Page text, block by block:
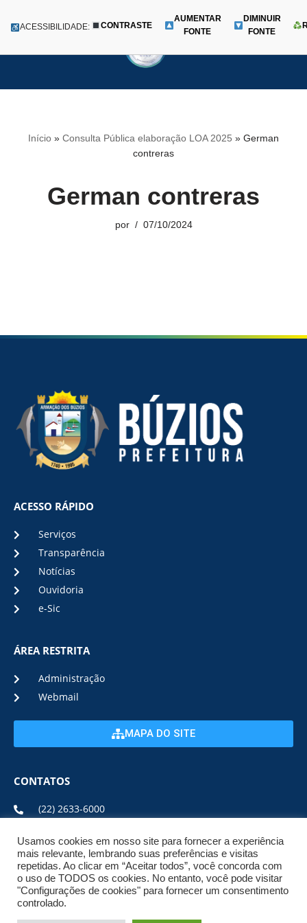
para
Menu
ACESSIBILIDADE: CONTRASTE
AUMENTAR
FONTE
DIMINUIR
FONTE
Início » Consulta Pública elaboração LOA 2025 » German
contreras
German contreras
por 07/10/2024
ACESSO RÁPIDO
Serviços
Transparência
Notícias
Ouvidoria
e-Sic
ÁREA RESTRITA
Administração
Webmail
MAPA DO SITE
CONTATOS
(22) 2633-6000
ENDEREÇO E HORÁRIO
ESTRADA DA USINA, Nº 600 CENTRO, CEP: 28950-000
DE SEGUNDA A SEXTA DE 08:00 ÀS 17:00
Usamos cookies em nosso site para fornecer a experiência
mais relevante, lembrando suas preferências e visitas
repetidas. Ao clicar em “Aceitar todos”, você concorda com
o uso de TODOS os cookies. No entanto, você pode visitar
"Configurações de cookies" para fornecer um consentimento
controlado.